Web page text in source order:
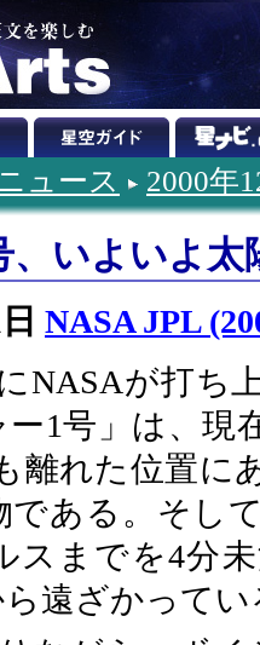
ュース 2000年
、いよいよ太
NASA JPL
NASAが打ち
1号」は、現
離れた位置に
である。そし
スまでを4分
遠ざかってい